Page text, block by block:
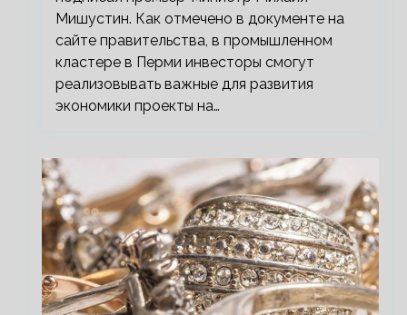
Мишустин. Как отмечено в документе на
сайте правительства, в промышленном
кластере в Перми инвесторы смогут
реализовывать важные для развития
экономики проекты на…